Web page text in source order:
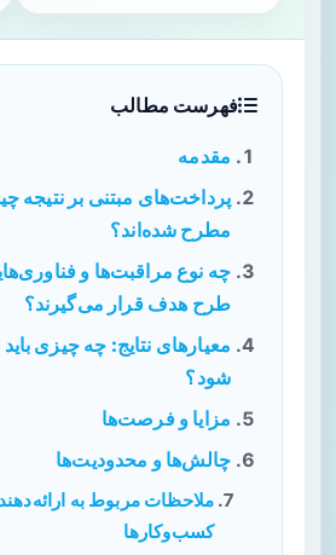
فهرست مطالب
مقدمه
پرداخت‌های مبتنی بر نتیجه
مطرح شده‌اند؟
چه نوع مراقبت‌ها و
طرح هدف قرار می‌گیرند؟
معیارهای نتایج: چه چیزی
شود؟
مزایا و فرصت‌ها
چالش‌ها و محدودیت‌ها
ملاحظات مربوط به
کسب‌وکارها